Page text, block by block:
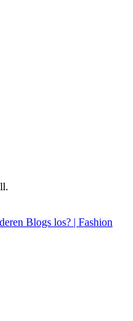
Blogs los? | Fashion